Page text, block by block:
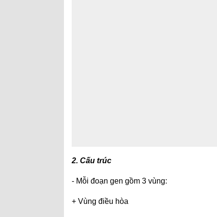
2. Cấu trúc
- Mỗi đoạn gen gồm 3 vùng:
+ Vùng điều hòa